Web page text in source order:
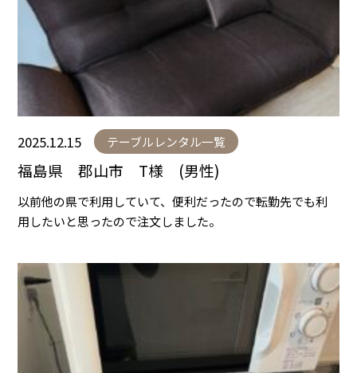
2025.12.15 テーブルレンタル一覧
福島県 郡山市 T様 (男性)
以前他の県で利用していて、便利だったので転勤先でも利
用したいと思ったので注文しました。